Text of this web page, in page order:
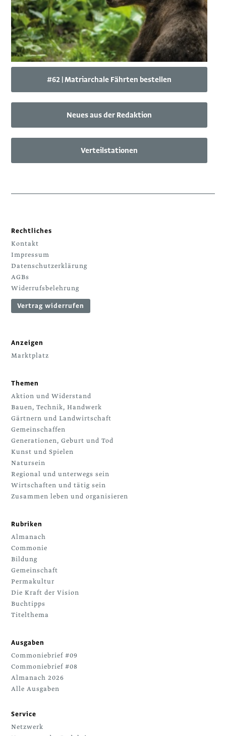
#62 | Matriarchale Fährten bestellen
Neues aus der Redaktion
Verteilstationen
Rechtliches
Kontakt
Impressum
Datenschutzerklärung
AGBs
Widerrufsbelehrung
Vertrag widerrufen
Anzeigen
Marktplatz
Themen
Aktion und Widerstand
Bauen, Technik, Handwerk
Gärtnern und Landwirtschaft
Gemeinschaffen
Generationen, Geburt und Tod
Kunst und Spielen
Natursein
Regional und unterwegs sein
Wirtschaften und tätig sein
Zusammen leben und organisieren
Rubriken
Almanach
Commonie
Bildung
Gemeinschaft
Permakultur
Die Kraft der Vision
Buchtipps
Titelthema
Ausgaben
Commoniebrief #09
Commoniebrief #08
Almanach 2026
Alle Ausgaben
Service
Netzwerk